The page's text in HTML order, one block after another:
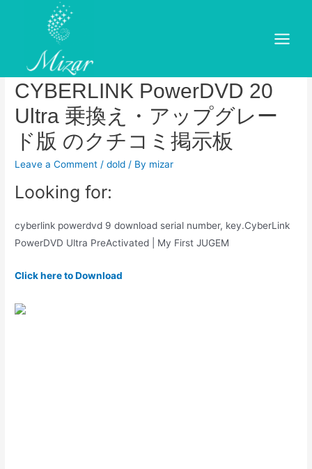
Main
Menu
価格.com – 『アップグレード
版の条件は？？』
CYBERLINK PowerDVD 20
Ultra 乗換え・アップグレー
ド版 のクチコミ掲示板
Leave a Comment /dold / By mizar
Looking for:
cyberlink powerdvd 9 download serial number, key.CyberLink
PowerDVD Ultra PreActivated | My First JUGEM
Click here to Download